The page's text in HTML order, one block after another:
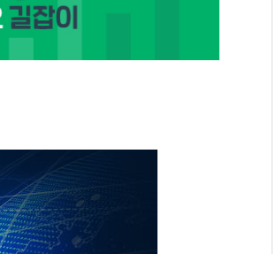
여수 오동도 인근 해상서 모터보
추미애, '위안부' 피해자 기림의 날
인천 선재도 갯벌서 해루질 중 실
인천서 말다툼 중 어머니 흉기 살
'화합' 꺼낸 김민석에 '뻔뻔' 받아